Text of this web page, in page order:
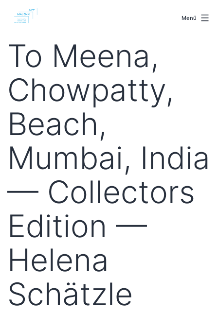
Inhalt
Menü
To Meena,
Chowpatty,
Beach,
Mumbai, India
— Collectors
Edition —
Helena
Schätzle